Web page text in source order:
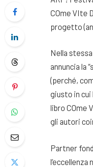
COme VIte
progetto
Nella
annuncia la
(perché,
giusto in
libro COme
gli autori
Partner